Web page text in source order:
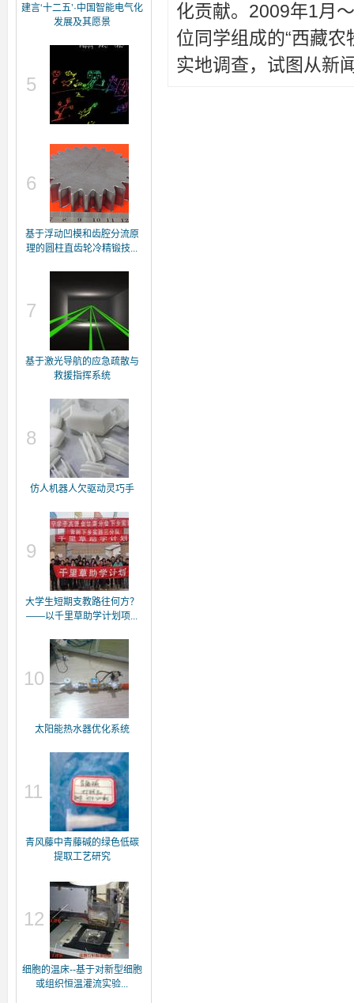
建言‘十二五’·中国智能电气化
发展及其愿景
5
6
基于浮动凹模和齿腔分流原
理的圆柱直齿轮冷精锻技...
7
基于激光导航的应急疏散与
救援指挥系统
8
仿人机器人欠驱动灵巧手
9
大学生短期支教路往何方？
——以千里草助学计划项...
10
太阳能热水器优化系统
11
青风藤中青藤碱的绿色低碳
提取工艺研究
12
细胞的温床--基于对新型细胞
或组织恒温灌流实验...
化贡献。2009年1月
位同学组成的“西藏
实地调查，试图从新